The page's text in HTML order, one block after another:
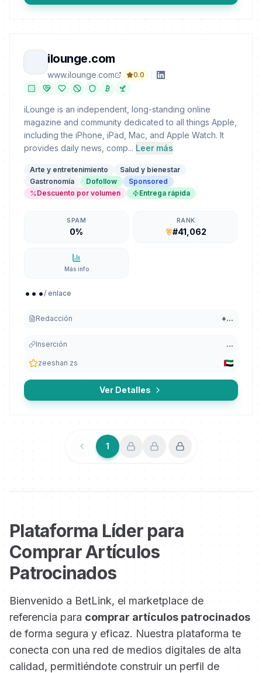
ilounge.com
www.ilounge.com 0.0
iLounge is an independent, long-standing online
magazine and community dedicated to all things Apple,
including the iPhone, iPad, Mac, and Apple Watch. It
provides daily news, comp... Leer más
Arte y entretenimiento
Salud y bienestar
Gastronomía
Dofollow
Sponsored
Descuento por volumen
Entrega rápida
SPAM
0%
RANK
#41,062
Más info
.../ enlace
Redacción +...
Inserción ...
zeeshan zs
Ver Detalles
Anterior
1 Siguiente
Plataforma Líder para
Comprar Artículos
Patrocinados
Bienvenido a BetLink, el marketplace de
referencia para comprar artículos patrocinados
de forma segura y eficaz. Nuestra plataforma te
conecta con una red de medios digitales de alta
calidad, permitiéndote construir un perfil de